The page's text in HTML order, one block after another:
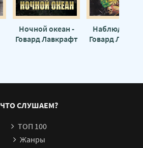
Ночной океан -
Говард Лавкрафт
Говард
ЧТО СЛУШАЕМ?
ТОП 100
Жанры